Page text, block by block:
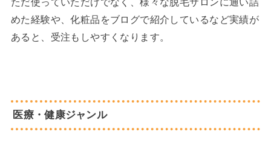
めた経験や、化粧品をブログで紹介しているなど実績が
あると、受注もしやすくなります。
医療・健康ジャンル